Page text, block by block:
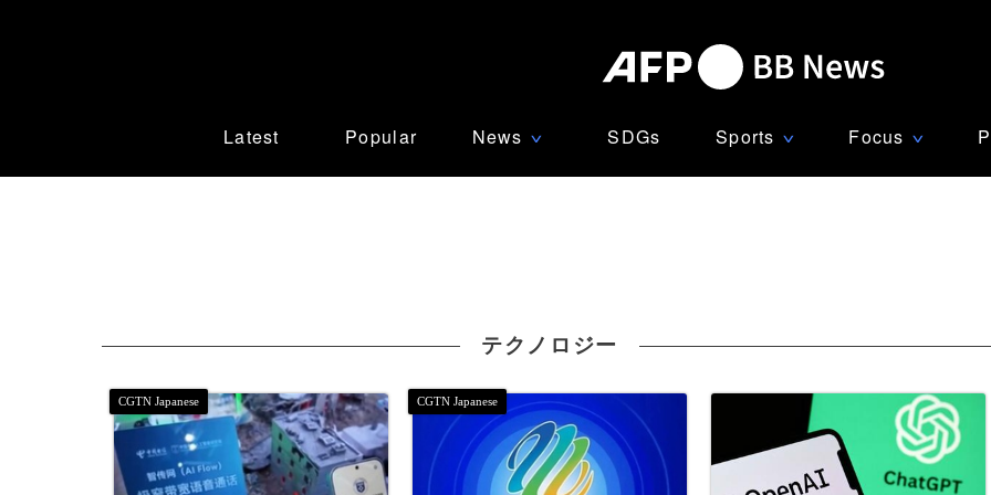
Latest Popular News ∨ SDGs Sports ∨ Focus ∨
テクノロジー